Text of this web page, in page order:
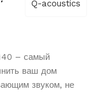
Q-acoustics
– самый
ваш дом
звуком, не